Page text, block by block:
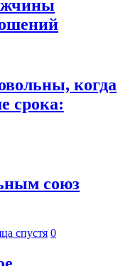
когда
срока:
союз
спустя 0